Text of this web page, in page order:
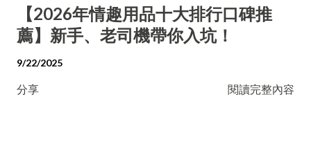
【2026年情趣用品十大排行口碑推
薦】新手、老司機帶你入坑！
9/22/2025
分享 閱讀完整內容